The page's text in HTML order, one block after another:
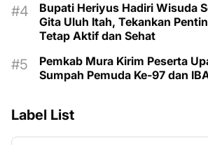
Bupati Heriyus Hadiri Wisuda
Gita Uluh Itah, Tekankan
Tetap Aktif dan Sehat
Pemkab Mura Kirim Peserta
Sumpah Pemuda Ke-97 dan
Label List